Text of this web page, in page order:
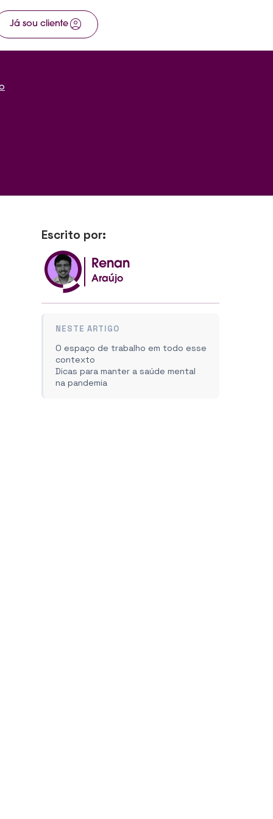
Já sou cliente account_circle
Escrito por:
Renan
Araújo
NESTE ARTIGO
O espaço de trabalho em todo esse
contexto
Dicas para manter a saúde mental
na pandemia